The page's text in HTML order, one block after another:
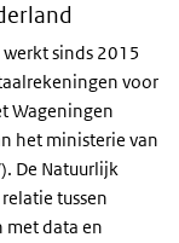
werkt sinds 2015
voor
Wageningen
het ministerie van
De Natuurlijk
tussen
met data en